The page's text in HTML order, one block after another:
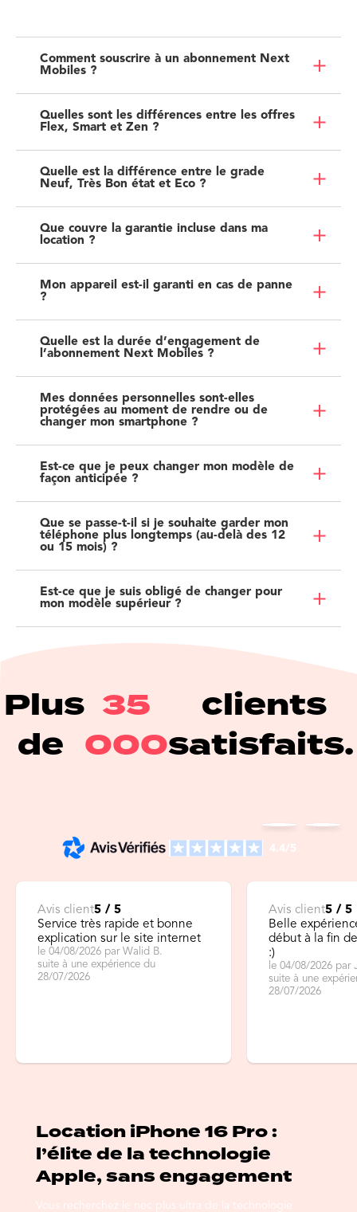
Comment souscrire à un abonnement Next
Mobiles ?
Quelles sont les différences entre les offres
Flex, Smart et Zen ?
Quelle est la différence entre le grade
Neuf, Très Bon état et Eco ?
Que couvre la garantie incluse dans ma
location ?
Mon appareil est-il garanti en cas de panne
?
Quelle est la durée d’engagement de
l’abonnement Next Mobiles ?
Mes données personnelles sont-elles
protégées au moment de rendre ou de
changer mon smartphone ?
Est-ce que je peux changer mon modèle de
façon anticipée ?
Que se passe-t-il si je souhaite garder mon
téléphone plus longtemps (au-delà des 12
ou 15 mois) ?
Est-ce que je suis obligé de changer pour
mon modèle supérieur ?
Plus
de
35
000
clients
satisfaits.
4.4/5
Avis client5 / 5
Service très rapide et bonne
explication sur le site internet
le 04/08/2026 par Walid B.
suite à une expérience du
28/07/2026
Avis client5 / 5
Belle
début à la fin
:)
le 04/08/2026 par
suite à une
28/07/2026
Location iPhone 16 Pro :
l’élite de la technologie
Apple, sans engagement
Vous recherchez le nec plus ultra de la technologie